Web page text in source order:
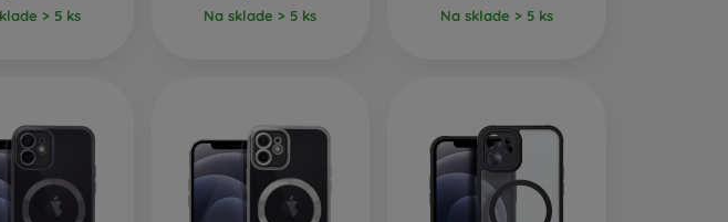
> 5 ks Na sklade > 5 ks Na sklade > 5 ks